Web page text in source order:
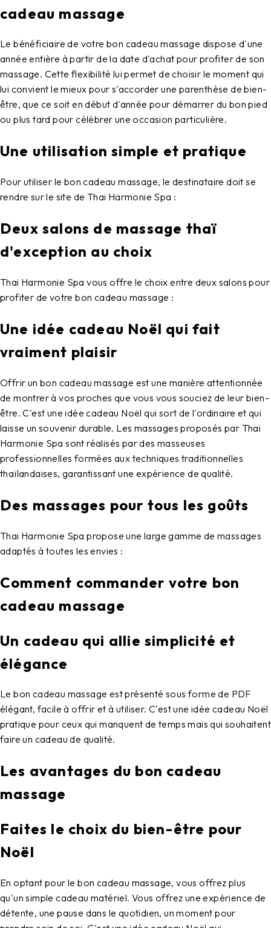
cadeau massage
Le bénéficiaire de votre bon cadeau massage dispose d'une
année entière à partir de la date d'achat pour profiter de son
massage. Cette flexibilité lui permet de choisir le moment qui
lui convient le mieux pour s'accorder une parenthèse de bien-
être, que ce soit en début d'année pour démarrer du bon pied
ou plus tard pour célébrer une occasion particulière.
Une utilisation simple et pratique
Pour utiliser le bon cadeau massage, le destinataire doit se
rendre sur le site de Thai Harmonie Spa :
Deux salons de massage thaï
d'exception au choix
Thai Harmonie Spa vous offre le choix entre deux salons pour
profiter de votre bon cadeau massage :
Une idée cadeau Noël qui fait
vraiment plaisir
Offrir un bon cadeau massage est une manière attentionnée
de montrer à vos proches que vous vous souciez de leur bien-
être. C'est une idée cadeau Noël qui sort de l'ordinaire et qui
laisse un souvenir durable. Les massages proposés par Thai
Harmonie Spa sont réalisés par des masseuses
professionnelles formées aux techniques traditionnelles
thaïlandaises, garantissant une expérience de qualité.
Des massages pour tous les goûts
Thai Harmonie Spa propose une large gamme de massages
adaptés à toutes les envies :
Comment commander votre bon
cadeau massage
Un cadeau qui allie simplicité et
élégance
Le bon cadeau massage est présenté sous forme de PDF
élégant, facile à offrir et à utiliser. C'est une idée cadeau Noël
pratique pour ceux qui manquent de temps mais qui souhaitent
faire un cadeau de qualité.
Les avantages du bon cadeau
massage
Faites le choix du bien-être pour
Noël
En optant pour le bon cadeau massage, vous offrez plus
qu'un simple cadeau matériel. Vous offrez une expérience de
détente, une pause dans le quotidien, un moment pour